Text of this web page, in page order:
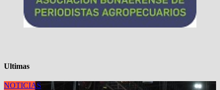
Ultimas
NOTICIAS